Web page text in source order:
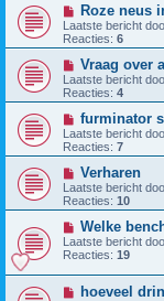
Roze neus
Laatste bericht
Reacties: 6
Vraag over
Laatste bericht
Reacties: 4
furminator
Laatste bericht
Reacties: 7
Verharen
Laatste bericht
Reacties: 10
Welke
Laatste bericht
Reacties: 19
hoeveel